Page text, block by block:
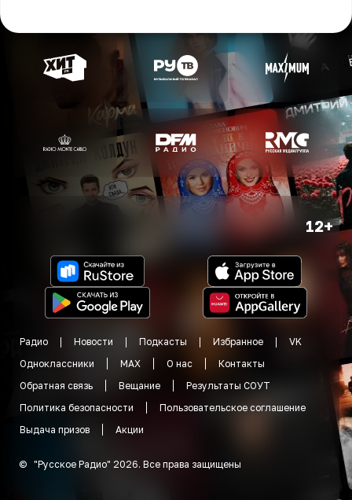
12+
Радио Новости Подкасты Избранное
VK
Одноклассники
MAX О нас
Контакты
Обратная связь
Вещание
Результаты СОУТ
Политика безопасности
Пользовательское соглашение
Выдача призов
Акции
© "Русское Радио" 2026. Все права защищены